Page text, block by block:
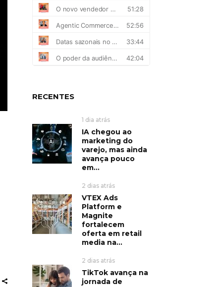
RECENTES
1 dia atrás
IA chegou ao
marketing do
varejo, mas ainda
avança pouco
em...
2 dias atrás
VTEX Ads
Platform e
Magnite
fortalecem
oferta em retail
media na...
2 dias atrás
TikTok avança na
jornada de